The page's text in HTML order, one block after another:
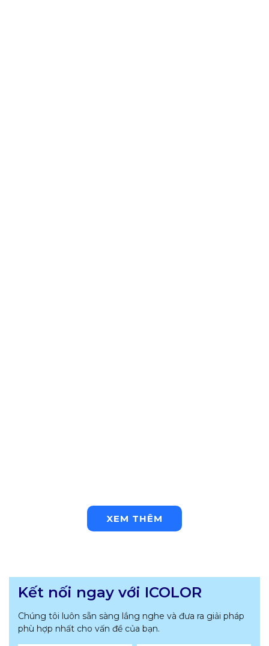
XEM THÊM
Kết nối ngay với ICOLOR
Chúng tôi luôn sẵn sàng lắng nghe và đưa ra giải pháp
phù hợp nhất cho vấn đề của bạn.